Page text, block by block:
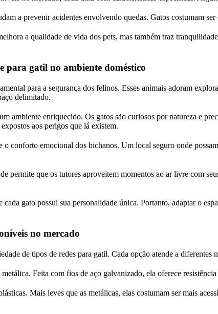
a prevenir acidentes envolvendo quedas. Gatos costumam
a qualidade de vida dos pets, mas também traz
para gatil no ambiente doméstico
para a segurança dos felinos. Esses animais adoram
delimitado.
ambiente enriquecido. Os gatos são curiosos por natureza e
aos perigos que lá existem.
o conforto emocional dos bichanos. Um local seguro onde
permite que os tutores aproveitem momentos ao ar livre com
gato possui sua personalidade única. Portanto, adaptar o
no mercado
de tipos de redes para gatil. Cada opção atende a diferentes
Feita com fios de aço galvanizado, ela oferece
Mais leves que as metálicas, elas costumam ser mais